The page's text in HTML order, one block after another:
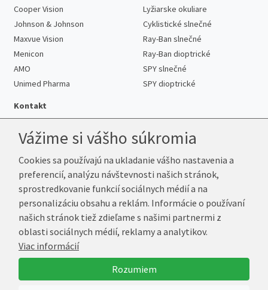
Cooper Vision
Johnson & Johnson
Maxvue Vision
Menicon
AMO
Unimed Pharma
Lyžiarske okuliare
Cyklistické slnečné
Ray-Ban slnečné
Ray-Ban dioptrické
SPY slnečné
SPY dioptrické
Kontakt
Telefón:+421 222 205 863
E-mail:info@k-sosovky.sk
Reklamačná adresa
Andrea Votavová
Revoluční 1017
290 01 Poděbrady
Česká republika
Vážime si vášho súkromia
Cookies sa používajú na ukladanie vášho nastavenia a
preferencií, analýzu návštevnosti našich stránok,
sprostredkovanie funkcií sociálnych médií a na
personalizáciu obsahu a reklám. Informácie o používaní
našich stránok tiež zdieľame s našimi partnermi z
oblasti sociálnych médií, reklamy a analytikov.
Viac informácií
Rozumiem